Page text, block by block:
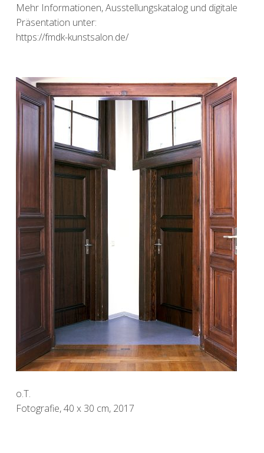
Mehr Informationen, Ausstellungskatalog und digitale
Präsentation unter:
https://fmdk-kunstsalon.de/
o.T.
Fotografie, 40 x 30 cm, 2017